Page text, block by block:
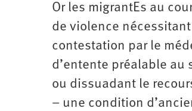
Or les migrantEs au
de violence
contestation par le
d’entente préalable au
ou dissuadant le
– une condition